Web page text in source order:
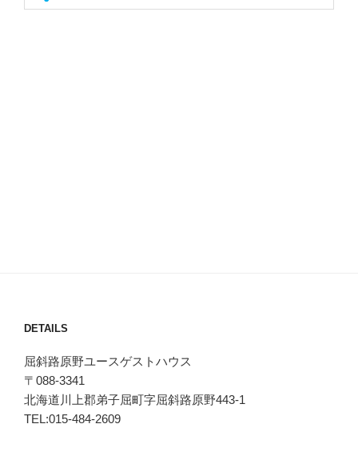
DETAILS
屈斜路原野ユースゲストハウス
〒088-3341
北海道川上郡弟子屈町字屈斜路原野443-1
TEL:015-484-2609